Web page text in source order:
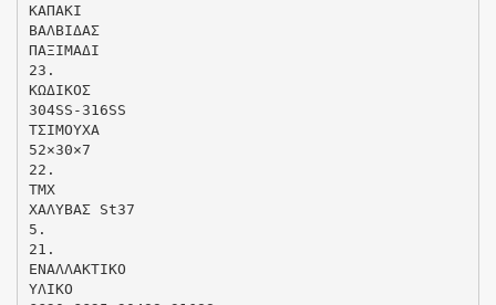
ΚΑΠΑΚΙ
ΒΑΛΒΙΔΑΣ
ΠΑΞΙΜΑΔΙ
23.
ΚΩΔΙΚΟΣ
304SS-316SS
ΤΣΙΜΟΥΧΑ
52×30×7
22.
ΤΜΧ
ΧΑΛΥΒΑΣ St37
5.
21.
ΕΝΑΛΛΑΚΤΙΚΟ
ΥΛΙΚΟ